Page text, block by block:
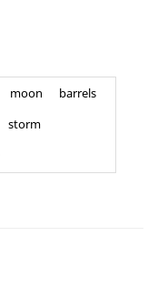
moon
barrels
storm